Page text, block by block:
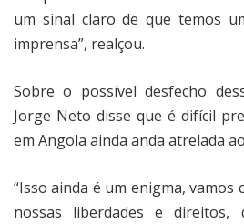
um sinal claro de que temos
imprensa”, realçou.
Sobre o possível desfecho
Jorge Neto disse que é difícil
em Angola ainda anda atrelada
“Isso ainda é um enigma,
nossas liberdades e direitos,